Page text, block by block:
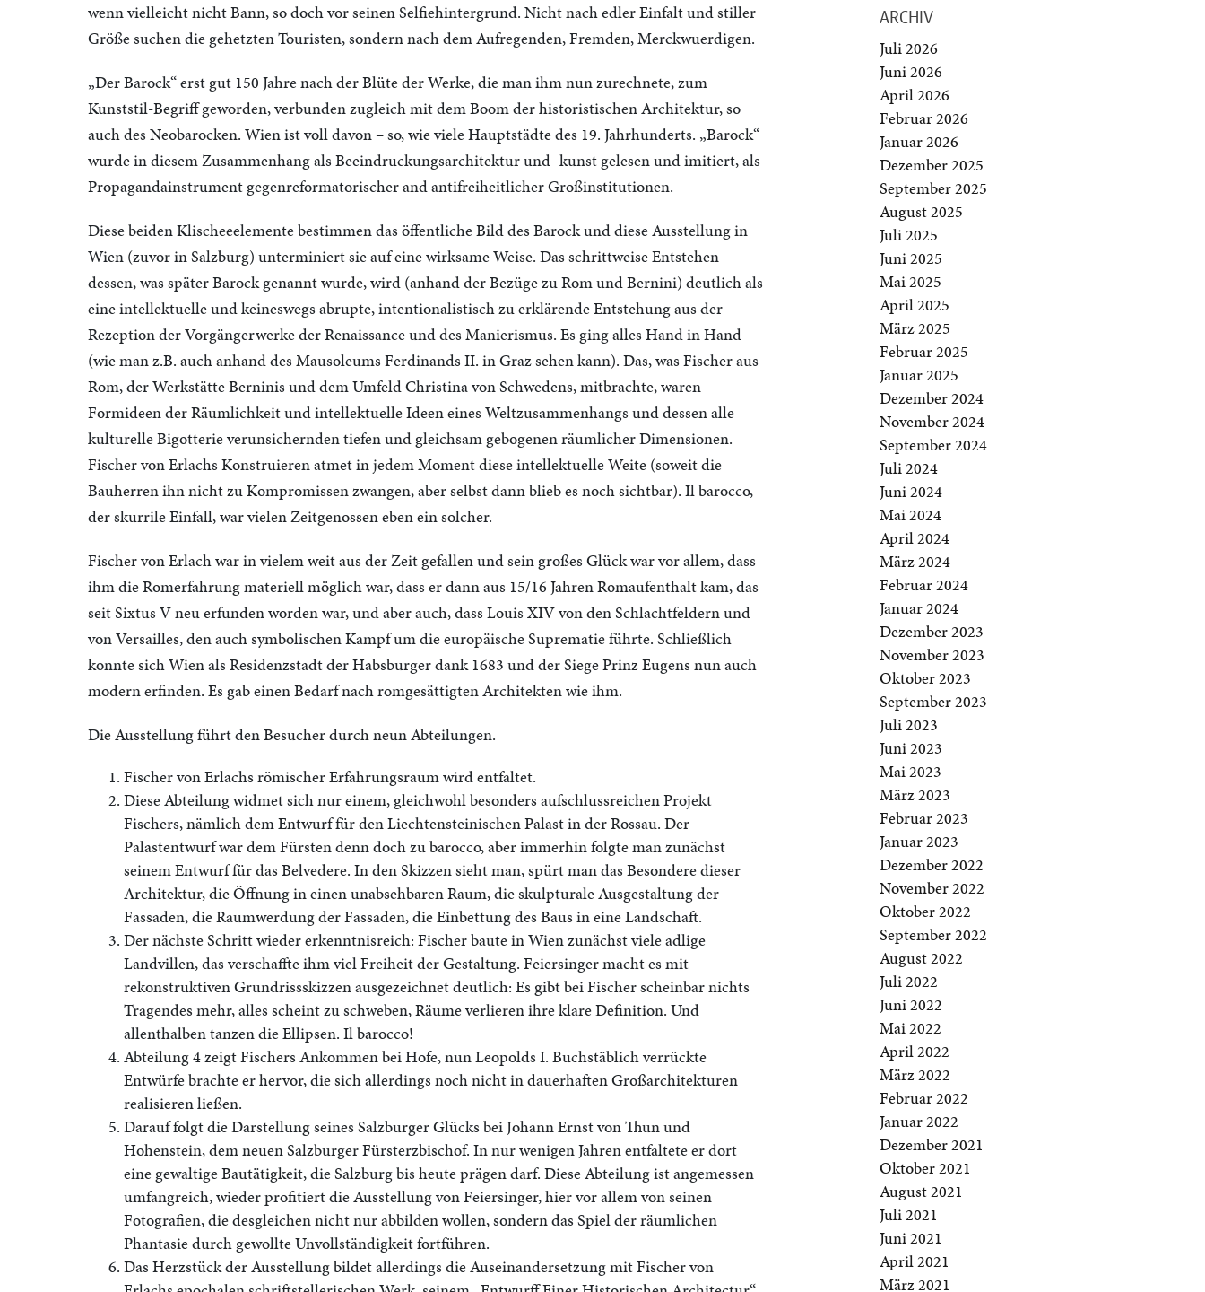
wenn vielleicht nicht Bann, so doch vor seinen Selfiehintergrund. Nicht nach edler Einfalt und stiller
Größe suchen die gehetzten Touristen, sondern nach dem Aufregenden, Fremden, Merckwuerdigen.
„Der Barock“ erst gut 150 Jahre nach der Blüte der Werke, die man ihm nun zurechnete, zum
Kunststil-Begriff geworden, verbunden zugleich mit dem Boom der historistischen Architektur, so
auch des Neobarocken. Wien ist voll davon – so, wie viele Hauptstädte des 19. Jahrhunderts. „Barock“
wurde in diesem Zusammenhang als Beeindruckungsarchitektur und -kunst gelesen und imitiert, als
Propagandainstrument gegenreformatorischer and antifreiheitlicher Großinstitutionen.
Diese beiden Klischeeelemente bestimmen das öffentliche Bild des Barock und diese Ausstellung in
Wien (zuvor in Salzburg) unterminiert sie auf eine wirksame Weise. Das schrittweise Entstehen
dessen, was später Barock genannt wurde, wird (anhand der Bezüge zu Rom und Bernini) deutlich als
eine intellektuelle und keineswegs abrupte, intentionalistisch zu erklärende Entstehung aus der
Rezeption der Vorgängerwerke der Renaissance und des Manierismus. Es ging alles Hand in Hand
(wie man z.B. auch anhand des Mausoleums Ferdinands II. in Graz sehen kann). Das, was Fischer aus
Rom, der Werkstätte Berninis und dem Umfeld Christina von Schwedens, mitbrachte, waren
Formideen der Räumlichkeit und intellektuelle Ideen eines Weltzusammenhangs und dessen alle
kulturelle Bigotterie verunsichernden tiefen und gleichsam gebogenen räumlicher Dimensionen.
Fischer von Erlachs Konstruieren atmet in jedem Moment diese intellektuelle Weite (soweit die
Bauherren ihn nicht zu Kompromissen zwangen, aber selbst dann blieb es noch sichtbar). Il barocco,
der skurrile Einfall, war vielen Zeitgenossen eben ein solcher.
Fischer von Erlach war in vielem weit aus der Zeit gefallen und sein großes Glück war vor allem, dass
ihm die Romerfahrung materiell möglich war, dass er dann aus 15/16 Jahren Romaufenthalt kam, das
seit Sixtus V neu erfunden worden war, und aber auch, dass Louis XIV von den Schlachtfeldern und
von Versailles, den auch symbolischen Kampf um die europäische Suprematie führte. Schließlich
konnte sich Wien als Residenzstadt der Habsburger dank 1683 und der Siege Prinz Eugens nun auch
modern erfinden. Es gab einen Bedarf nach romgesättigten Architekten wie ihm.
Die Ausstellung führt den Besucher durch neun Abteilungen.
Fischer von Erlachs römischer Erfahrungsraum wird entfaltet.
Diese Abteilung widmet sich nur einem, gleichwohl besonders aufschlussreichen Projekt
Fischers, nämlich dem Entwurf für den Liechtensteinischen Palast in der Rossau. Der
Palastentwurf war dem Fürsten denn doch zu barocco, aber immerhin folgte man zunächst
seinem Entwurf für das Belvedere. In den Skizzen sieht man, spürt man das Besondere dieser
Architektur, die Öffnung in einen unabsehbaren Raum, die skulpturale Ausgestaltung der
Fassaden, die Raumwerdung der Fassaden, die Einbettung des Baus in eine Landschaft.
Der nächste Schritt wieder erkenntnisreich: Fischer baute in Wien zunächst viele adlige
Landvillen, das verschaffte ihm viel Freiheit der Gestaltung. Feiersinger macht es mit
rekonstruktiven Grundrissskizzen ausgezeichnet deutlich: Es gibt bei Fischer scheinbar nichts
Tragendes mehr, alles scheint zu schweben, Räume verlieren ihre klare Definition. Und
allenthalben tanzen die Ellipsen. Il barocco!
Abteilung 4 zeigt Fischers Ankommen bei Hofe, nun Leopolds I. Buchstäblich verrückte
Entwürfe brachte er hervor, die sich allerdings noch nicht in dauerhaften Großarchitekturen
realisieren ließen.
Darauf folgt die Darstellung seines Salzburger Glücks bei Johann Ernst von Thun und
Hohenstein, dem neuen Salzburger Fürsterzbischof. In nur wenigen Jahren entfaltete er dort
eine gewaltige Bautätigkeit, die Salzburg bis heute prägen darf. Diese Abteilung ist angemessen
umfangreich, wieder profitiert die Ausstellung von Feiersinger, hier vor allem von seinen
Fotografien, die desgleichen nicht nur abbilden wollen, sondern das Spiel der räumlichen
Phantasie durch gewollte Unvollständigkeit fortführen.
Das Herzstück der Ausstellung bildet allerdings die Auseinandersetzung mit Fischer von
ARCHIV
Juli 2026
Juni 2026
April 2026
Februar 2026
Januar 2026
Dezember 2025
September 2025
August 2025
Juli 2025
Juni 2025
Mai 2025
April 2025
März 2025
Februar 2025
Januar 2025
Dezember 2024
November 2024
September 2024
Juli 2024
Juni 2024
Mai 2024
April 2024
März 2024
Februar 2024
Januar 2024
Dezember 2023
November 2023
Oktober 2023
September 2023
Juli 2023
Juni 2023
Mai 2023
März 2023
Februar 2023
Januar 2023
Dezember 2022
November 2022
Oktober 2022
September 2022
August 2022
Juli 2022
Juni 2022
Mai 2022
April 2022
März 2022
Februar 2022
Januar 2022
Dezember 2021
Oktober 2021
August 2021
Juli 2021
Juni 2021
April 2021
März 2021